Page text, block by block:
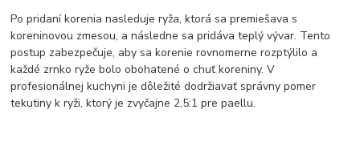
Po pridaní korenia nasleduje ryža, ktorá sa premiešava s
koreninovou zmesou, a následne sa pridáva teplý vývar. Tento
postup zabezpečuje, aby sa korenie rovnomerne rozptýlilo a
každé zrnko ryže bolo obohatené o chuť koreniny. V
profesionálnej kuchyni je dôležité dodržiavať správny pomer
tekutiny k ryži, ktorý je zvyčajne 2,5:1 pre paellu.